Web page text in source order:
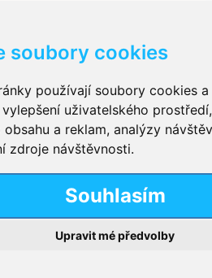
soubory cookies
používají soubory cookies
uživatelského
obsahu a reklam, analýzy
zdroje návštěvnosti.
Souhlasím
Upravit mé předvolby
kalhotky
navlékací,Plenkové kalhotky
kalhotky dámské
vložky